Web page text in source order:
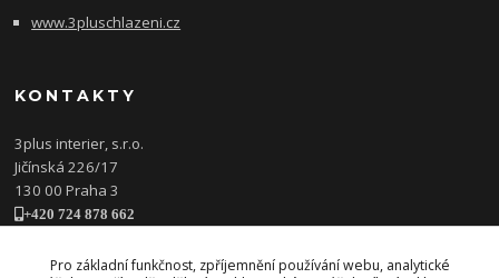
www.3pluschlazeni.cz
KONTAKTY
3plus interier, s.r.o.
Jičínská 226/17
130 00 Praha 3
+420 724 878 662
www.3plusinterier.cz
Pro základní funkčnost, zpříjemnění používání webu, analytické